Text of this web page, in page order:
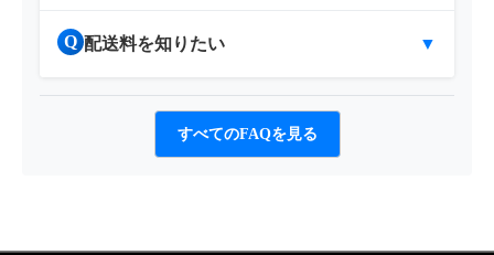
Q 配送料を知りたい ▼
すべてのFAQを見る